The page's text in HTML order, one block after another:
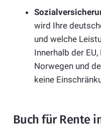
wird Ihre
und welche
Innerhalb der
Norwegen und
keine
Buch für Rente